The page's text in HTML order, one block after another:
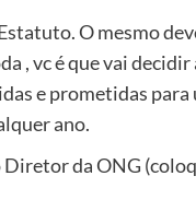
O mesmo
, vc é que vai
e prometidas
ano.
da ONG